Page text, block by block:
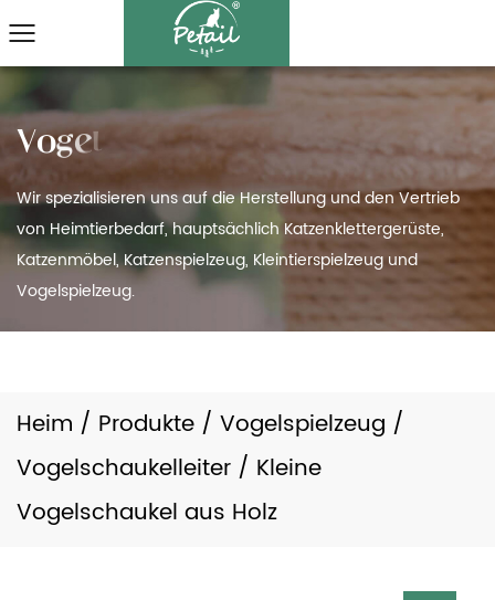
Wir spezialisieren uns auf die Herstellung und den Vertrieb
von Heimtierbedarf, hauptsächlich Katzenklettergerüste,
Katzenmöbel, Katzenspielzeug, Kleintierspielzeug und
Vogelspielzeug.
Heim / Produkte / Vogelspielzeug /
Vogelschaukelleiter / Kleine
Vogelschaukel aus Holz